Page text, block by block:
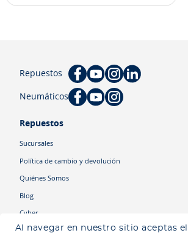
Al navegar en nuestro sitio aceptas
Repuestos
Neumáticos
Repuestos
Sucursales
Política de cambio y devolución
Quiénes Somos
Blog
Cyber